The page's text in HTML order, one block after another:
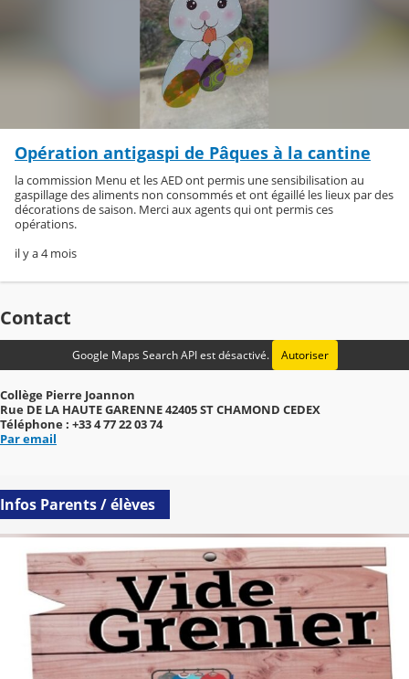
Opération antigaspi de Pâques à la cantine
la commission Menu et les AED ont permis une sensibilisation au
gaspillage des aliments non consommés et ont égaillé les lieux par des
décorations de saison. Merci aux agents qui ont permis ces
opérations.
il y a 4 mois
Contact
Google Maps Search API est désactivé. Autoriser
Collège Pierre Joannon
Rue DE LA HAUTE GARENNE 42405 ST CHAMOND CEDEX
Téléphone : +33 4 77 22 03 74
Par email
Infos Parents / élèves